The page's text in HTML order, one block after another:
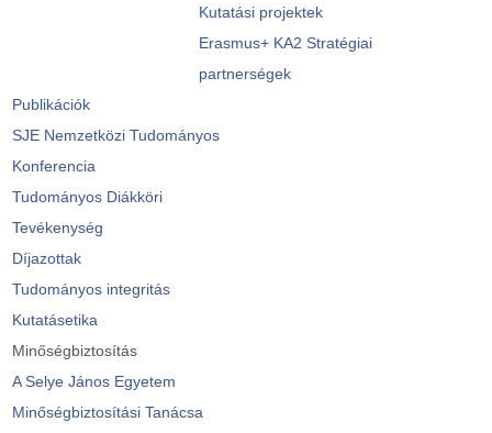
Kutatási projektek
Erasmus+ KA2 Stratégiai
partnerségek
Publikációk
SJE Nemzetközi Tudományos
Konferencia
Tudományos Diákköri
Tevékenység
Díjazottak
Tudományos integritás
Kutatásetika
Minőségbiztosítás
A Selye János Egyetem
Minőségbiztosítási Tanácsa